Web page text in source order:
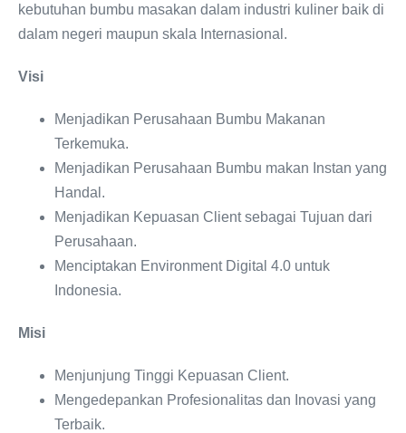
kebutuhan bumbu masakan dalam industri kuliner baik di
dalam negeri maupun skala Internasional.
Visi
Menjadikan Perusahaan Bumbu Makanan
Terkemuka.
Menjadikan Perusahaan Bumbu makan Instan yang
Handal.
Menjadikan Kepuasan Client sebagai Tujuan dari
Perusahaan.
Menciptakan Environment Digital 4.0 untuk
Indonesia.
Misi
Menjunjung Tinggi Kepuasan Client.
Mengedepankan Profesionalitas dan Inovasi yang
Terbaik.